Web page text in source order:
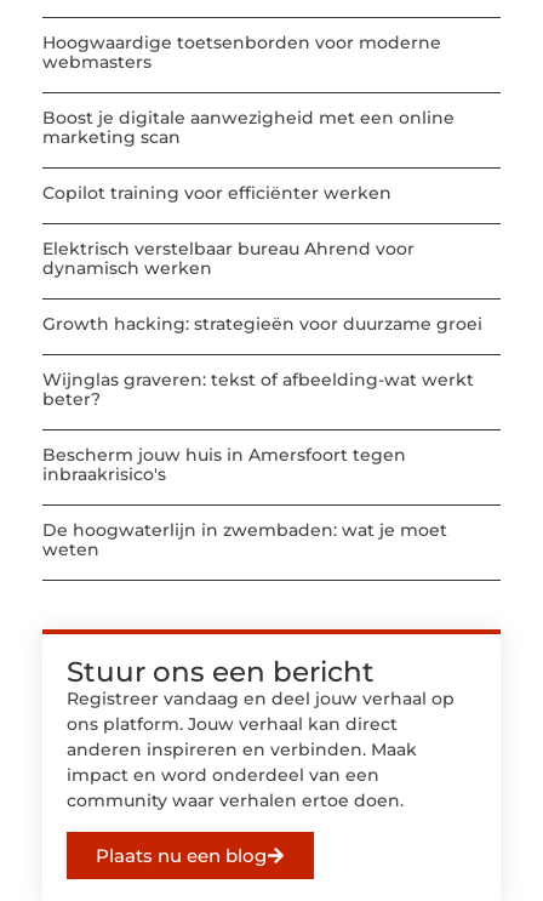
Hoogwaardige toetsenborden voor moderne
webmasters
Boost je digitale aanwezigheid met een online
marketing scan
Copilot training voor efficiënter werken
Elektrisch verstelbaar bureau Ahrend voor
dynamisch werken
Growth hacking: strategieën voor duurzame groei
Wijnglas graveren: tekst of afbeelding-wat werkt
beter?
Bescherm jouw huis in Amersfoort tegen
inbraakrisico's
De hoogwaterlijn in zwembaden: wat je moet
weten
Stuur ons een bericht
Registreer vandaag en deel jouw verhaal op
ons platform. Jouw verhaal kan direct
anderen inspireren en verbinden. Maak
impact en word onderdeel van een
community waar verhalen ertoe doen.
Plaats nu een blog